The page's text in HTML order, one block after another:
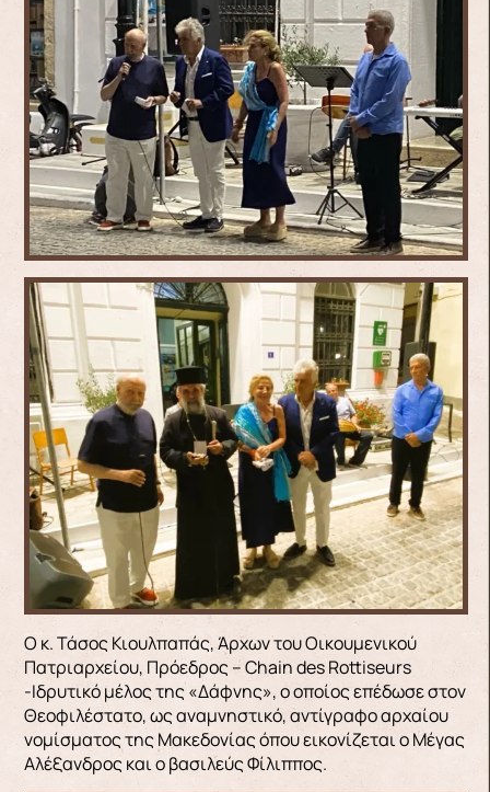
Ο κ. Τάσος Κιουλπαπάς, Άρχων του Οικουμενικού
Πατριαρχείου, Πρόεδρος – Chain des Rottiseurs
-Ιδρυτικό μέλος της «Δάφνης», ο οποίος επέδωσε στον
Θεοφιλέστατο, ως αναμνηστικό, αντίγραφο αρχαίου
νομίσματος της Μακεδονίας όπου εικονίζεται ο Μέγας
Αλέξανδρος και ο βασιλεύς Φίλιππος.